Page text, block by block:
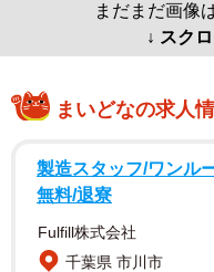
まだまだ画像
↓ スク
まいどなの求人
製造スタッフ/ワンル
無料/退寮
Fulfill株式会社
千葉県 市川市